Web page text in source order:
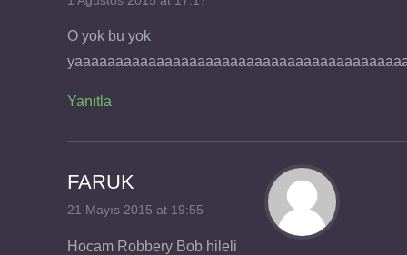
O yok bu yok
Yanıtla
FARUK
21 Mayıs 2015 at 19:55
Hocam Robbery Bob hileli